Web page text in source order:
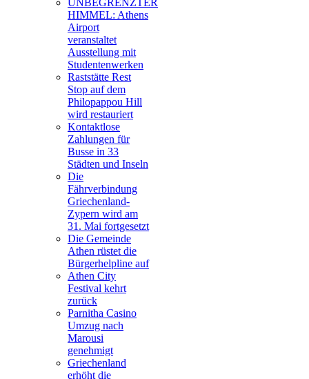
UNBEGRENZTER
HIMMEL: Athens
Airport
veranstaltet
Ausstellung mit
Studentenwerken
Raststätte Rest
Stop auf dem
Philopappou Hill
wird restauriert
Kontaktlose
Zahlungen für
Busse in 33
Städten und Inseln
Die
Fährverbindung
Griechenland-
Zypern wird am
31. Mai fortgesetzt
Die Gemeinde
Athen rüstet die
Bürgerhelpline auf
Athen City
Festival kehrt
zurück
Parnitha Casino
Umzug nach
Marousi
genehmigt
Griechenland
erhöht die